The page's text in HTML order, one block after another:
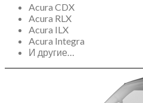
Acura CDX
Acura RLX
Acura ILX
Acura Integra
И другие…